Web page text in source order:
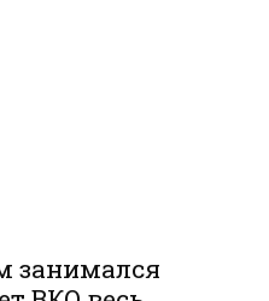
занимался